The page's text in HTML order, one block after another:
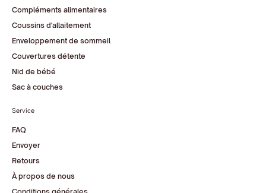
Compléments alimentaires
Coussins d'allaitement
Enveloppement de sommeil
Couvertures détente
Nid de bébé
Sac à couches
Service
FAQ
Envoyer
Retours
À propos de nous